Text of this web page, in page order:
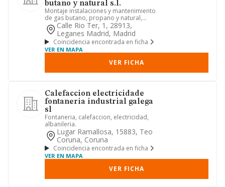
butano y natural s.l.
Montaje instalaciones y mantenimiento
de gas butano, propano y natural,
calefacciones y fontaneria.
Calle Rio Ter, 1, 28913,
Leganes Madrid, Madrid
Coincidencia encontrada en ficha
VER EN MAPA
VER FICHA
Calefaccion electricidade
fontaneria industrial galega
sl
Fontaneria, calefaccion, electricidad,
albanileria.
Lugar Ramallosa, 15883, Teo
Coruna, Coruna
Coincidencia encontrada en ficha
VER EN MAPA
VER FICHA